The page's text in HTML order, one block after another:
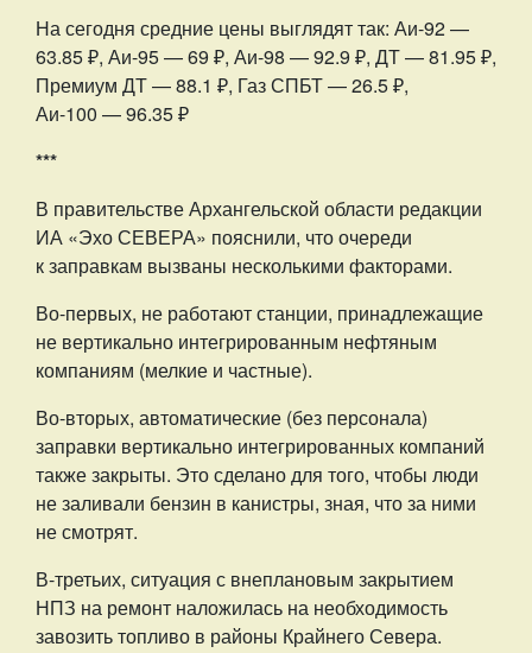
На сегодня средние цены выглядят так: Аи-92 —
63.85 ₽, Аи-95 — 69 ₽, Аи-98 — 92.9 ₽, ДТ — 81.95 ₽,
Премиум ДТ — 88.1 ₽, Газ СПБТ — 26.5 ₽,
Аи-100 — 96.35 ₽
***
В правительстве Архангельской области редакции
ИА «Эхо СЕВЕРА» пояснили, что очереди
к заправкам вызваны несколькими факторами.
Во-первых, не работают станции, принадлежащие
не вертикально интегрированным нефтяным
компаниям (мелкие и частные).
Во-вторых, автоматические (без персонала)
заправки вертикально интегрированных компаний
также закрыты. Это сделано для того, чтобы люди
не заливали бензин в канистры, зная, что за ними
не смотрят.
В-третьих, ситуация с внеплановым закрытием
НПЗ на ремонт наложилась на необходимость
завозить топливо в районы Крайнего Севера.